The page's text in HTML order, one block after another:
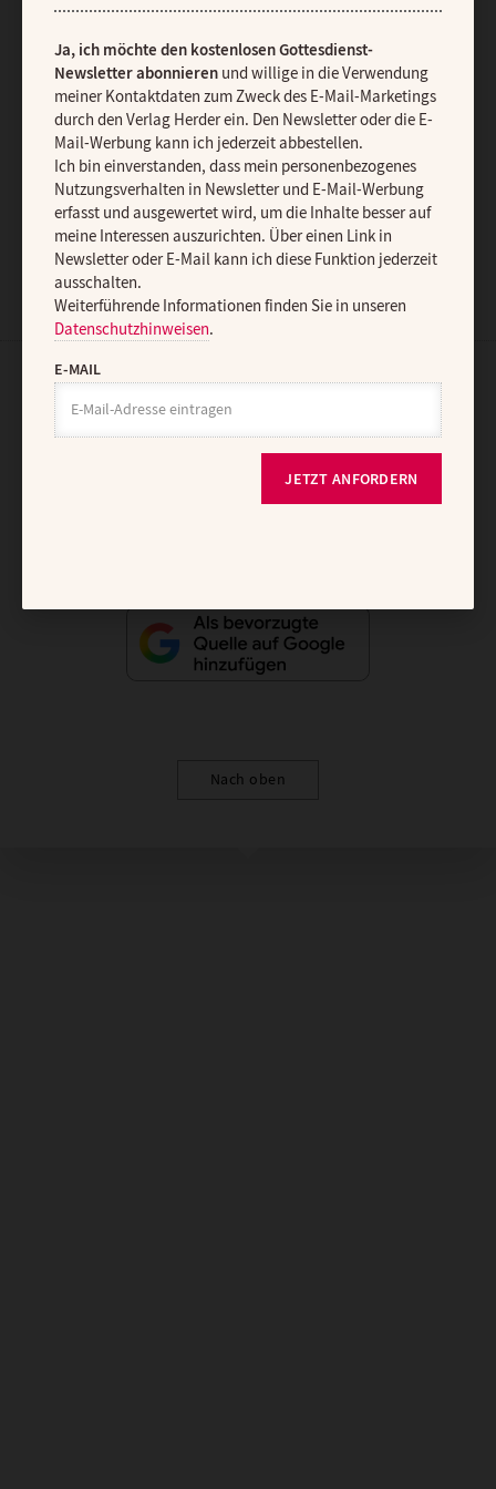
diese Funktion jederzeit ausschalten.
Weiterführende Informationen finden Sie in unseren
Datenschutzhinweisen
.
E-MAIL
JETZT ANMELDEN
AGB und Widerrufsbelehrung Barrierefreiheit
Nach oben
Ja, ich möchte den kostenlosen Gottesdienst-
Newsletter abonnierenund willige in die Verwendung
meiner Kontaktdaten zum Zweck des E-Mail-Marketings
durch den Verlag Herder ein. Den Newsletter oder die E-
Mail-Werbung kann ich jederzeit abbestellen.
Ich bin einverstanden, dass mein personenbezogenes
Nutzungsverhalten in Newsletter und E-Mail-Werbung
erfasst und ausgewertet wird, um die Inhalte besser auf
meine Interessen auszurichten. Über einen Link in
Newsletter oder E-Mail kann ich diese Funktion jederzeit
ausschalten.
Weiterführende Informationen finden Sie in unseren
Datenschutzhinweisen.
E-MAIL
JETZT ANFORDERN